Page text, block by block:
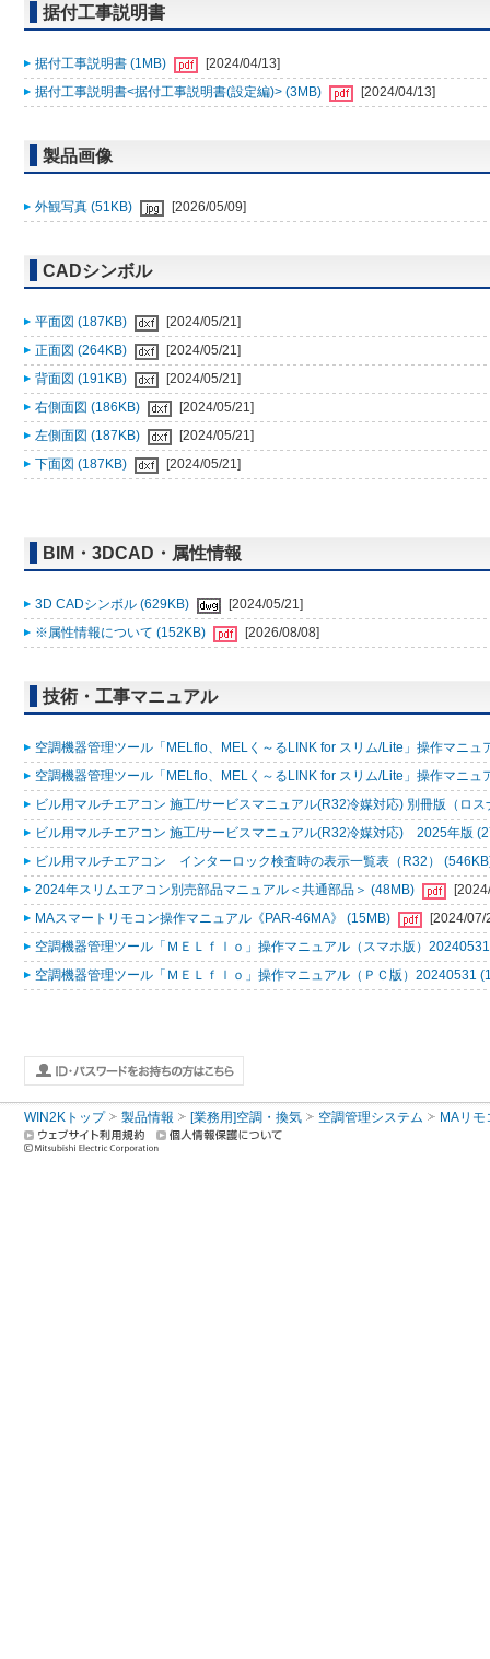
据付工事説明書
据付工事説明書 (1MB)
[2024/04/13]
据付工事説明書<据付工事説明書(設定編)> (3MB)
[2024/04/13]
製品画像
外観写真 (51KB) [2026/05/09]
CADシンボル
平面図 (187KB)
[2024/05/21]
正面図 (264KB)
[2024/05/21]
背面図 (191KB)
[2024/05/21]
右側面図 (186KB)
[2024/05/21]
左側面図 (187KB)
[2024/05/21]
下面図 (187KB)
[2024/05/21]
BIM・3DCAD・属性情報
3D CADシンボル (629KB)
[2024/05/21]
※属性情報について (152KB)
[2026/08/08]
技術・工事マニュアル
空調機器管理ツール「MELflo、MELく～るLINK for スリム/Lite」操作マニュ
空調機器管理ツール「MELflo、MELく～るLINK for スリム/Lite」操作マニュ
ビル用マルチエアコン 施工/サービスマニュアル(R32冷媒対応) 別冊版（ロ
ビル用マルチエアコン 施工/サービスマニュアル(R32冷媒対応) 2025年版
ビル用マルチエアコン インターロック検査時の表示一覧表（R32）
2024年スリムエアコン別売部品マニュアル＜共通部品＞ (48MB)
MAスマートリモコン操作マニュアル《PAR-46MA》 (15MB)
[2024/07/
空調機器管理ツール「ＭＥＬｆｌｏ」操作マニュアル（スマホ版）
空調機器管理ツール「ＭＥＬｆｌｏ」操作マニュアル（ＰＣ版）20240531
WIN2Kトップ 製品情報 [業務用]空調・換気 空調管理システム MAリモ